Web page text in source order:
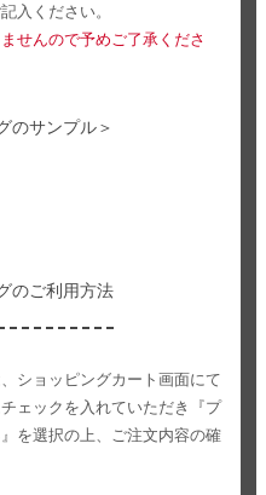
入ください。
せんので予めご了承くださ
のサンプル＞
のご利用方法
ショッピングカート画面にて
ェックを入れていただき
『プ
を選択の上、ご注文内容の確